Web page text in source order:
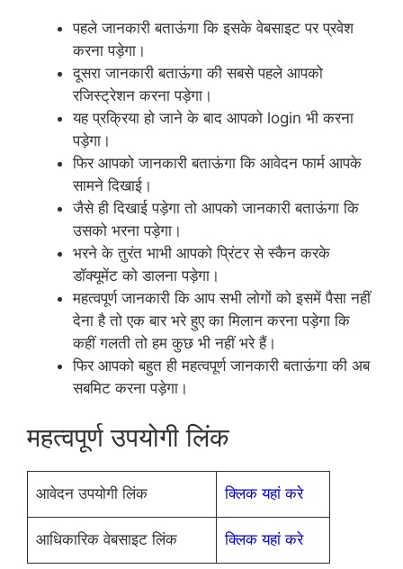
पहले जानकारी बताऊंगा कि इसके वेबसाइट पर प्रवेश
करना पड़ेगा।
दूसरा जानकारी बताऊंगा की सबसे पहले आपको
रजिस्ट्रेशन करना पड़ेगा।
यह प्रक्रिया हो जाने के बाद आपको login भी करना
पड़ेगा।
फिर आपको जानकारी बताऊंगा कि आवेदन फार्म आपके
सामने दिखाई।
जैसे ही दिखाई पड़ेगा तो आपको जानकारी बताऊंगा कि
उसको भरना पड़ेगा।
भरने के तुरंत भाभी आपको प्रिंटर से स्कैन करके
डॉक्यूमेंट को डालना पड़ेगा।
महत्वपूर्ण जानकारी कि आप सभी लोगों को इसमें पैसा नहीं
देना है तो एक बार भरे हुए का मिलान करना पड़ेगा कि
कहीं गलती तो हम कुछ भी नहीं भरे हैं।
फिर आपको बहुत ही महत्वपूर्ण जानकारी बताऊंगा की अब
सबमिट करना पड़ेगा।
महत्वपूर्ण उपयोगी लिंक
आवेदन उपयोगी लिंक क्लिक यहां करे
आधिकारिक वेबसाइट लिंक क्लिक यहां करे